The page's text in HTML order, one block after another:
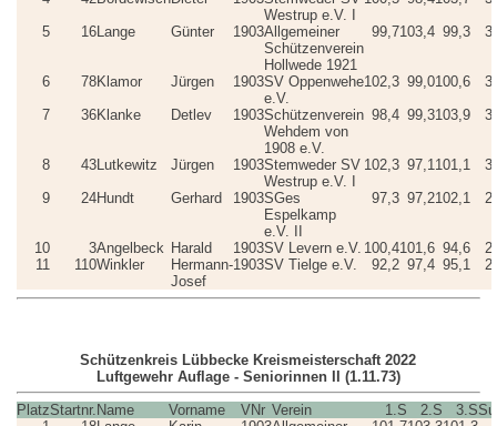
Westrup e.V. I
5
16Lange Günter 1903Allgemeiner
Schützenverein
Hollwede 1921
99,7103,4 99,3
6 78Klamor Jürgen 1903SV Oppenwehe
e.V.
102,3 99,0100,6
7
36Klanke Detlev 1903Schützenverein
Wehdem von
1908 e.V.
98,4 99,3103,9
8 43Lutkewitz Jürgen 1903Stemweder SV
Westrup e.V. I
102,3 97,1101,1
9
24Hundt Gerhard 1903SGes
Espelkamp
e.V. II
97,3 97,2102,1
10 3Angelbeck Harald 1903SV Levern e.V. 100,4101,6 94,6
11
110Winkler
Hermann-
Josef
1903SV Tielge e.V. 92,2 97,4 95,1
Schützenkreis Lübbecke Kreismeisterschaft 2022
Luftgewehr Auflage - Seniorinnen II (1.11.73)
PlatzStartnr. Name Vorname VNr Verein 1.S 2.S 3.S